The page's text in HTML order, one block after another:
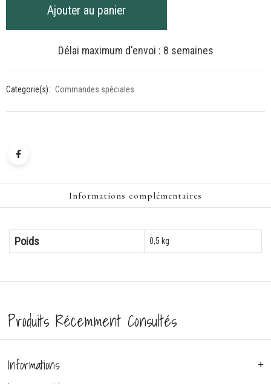
SpécialeAjouter au panier
Délai maximum d'envoi : 8 semaines
Categorie(s): Commandes spéciales
Informations complémentaires
Poids 0,5 kg
Produits Récemment Consultés
Informations